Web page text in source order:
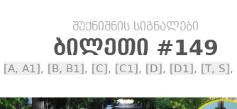
შუქნიშნის სიგნალები
ბილეთი #149
[A, A1], [B, B1], [C], [C1], [D], [D1], [T, S],